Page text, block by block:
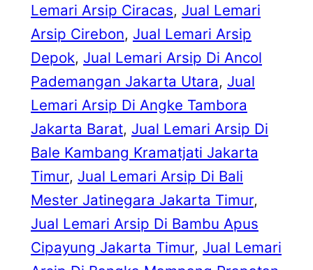
Lemari Arsip Ciracas, Jual Lemari
Arsip Cirebon, Jual Lemari Arsip
Depok, Jual Lemari Arsip Di Ancol
Pademangan Jakarta Utara, Jual
Lemari Arsip Di Angke Tambora
Jakarta Barat, Jual Lemari Arsip Di
Bale Kambang Kramatjati Jakarta
Timur, Jual Lemari Arsip Di Bali
Mester Jatinegara Jakarta Timur
Jual Lemari Arsip Di Bambu Apus
Cipayung Jakarta Timur, Jual Lemari